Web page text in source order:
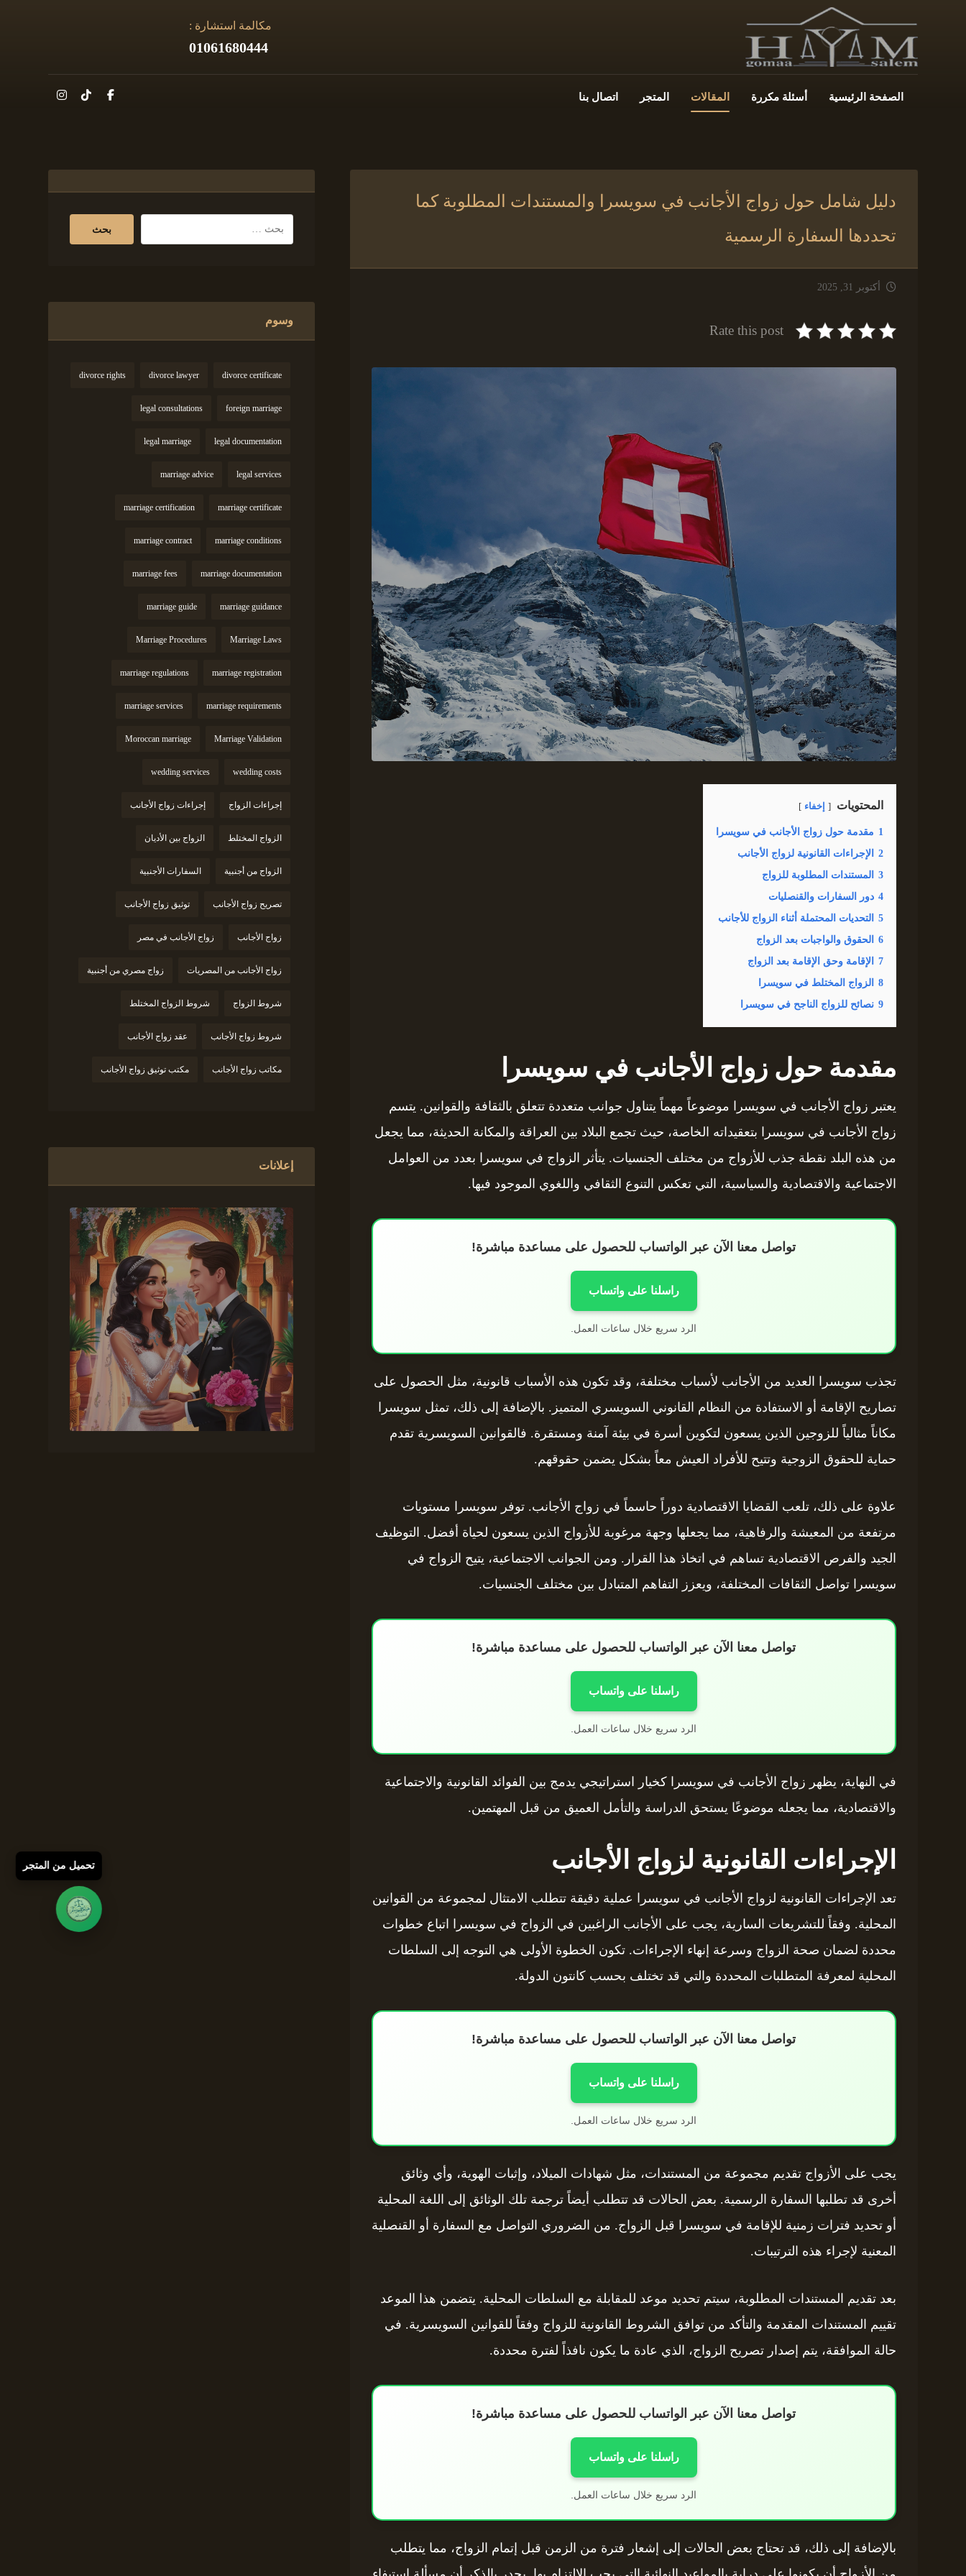
مكالمة استشارة :
01061680444
الصفحة الرئيسية أسئلة مكررة المقالات المتجر اتصال بنا
دليل شامل حول زواج الأجانب في سويسرا والمستندات المطلوبة كما
تحددها السفارة الرسمية
أكتوبر 31, 2025
Rate this post
المحتويات إخفاء
1 مقدمة حول زواج الأجانب في سويسرا
2
الإجراءات القانونية لزواج الأجانب
3
المستندات المطلوبة للزواج
4 دور السفارات والقنصليات
5
التحديات المحتملة أثناء الزواج للأجانب
6
الحقوق والواجبات بعد الزواج
7
الإقامة وحق الإقامة بعد الزواج
8
الزواج المختلط في سويسرا
9 نصائح للزواج الناجح في سويسرا
مقدمة حول زواج الأجانب في سويسرا
يعتبر زواج الأجانب في سويسرا موضوعاً مهماً يتناول جوانب متعددة تتعلق بالثقافة والقوانين. يتسم
زواج الأجانب في سويسرا بتعقيداته الخاصة، حيث تجمع البلاد بين العراقة والمكانة الحديثة، مما يجعل
من هذه البلد نقطة جذب للأزواج من مختلف الجنسيات. يتأثر الزواج في سويسرا بعدد من العوامل
الاجتماعية والاقتصادية والسياسية، التي تعكس التنوع الثقافي واللغوي الموجود فيها.
تواصل معنا الآن عبر الواتساب للحصول على مساعدة مباشرة!
راسلنا على واتساب
الرد سريع خلال ساعات العمل.
تجذب سويسرا العديد من الأجانب لأسباب مختلفة، وقد تكون هذه الأسباب قانونية، مثل الحصول على
تصاريح الإقامة أو الاستفادة من النظام القانوني السويسري المتميز. بالإضافة إلى ذلك، تمثل سويسرا
مكاناً مثالياً للزوجين الذين يسعون لتكوين أسرة في بيئة آمنة ومستقرة. فالقوانين السويسرية تقدم
حماية للحقوق الزوجية وتتيح للأفراد العيش معاً بشكل يضمن حقوقهم.
علاوة على ذلك، تلعب القضايا الاقتصادية دوراً حاسماً في زواج الأجانب. توفر سويسرا مستويات
مرتفعة من المعيشة والرفاهية، مما يجعلها وجهة مرغوبة للأزواج الذين يسعون لحياة أفضل. التوظيف
الجيد والفرص الاقتصادية تساهم في اتخاذ هذا القرار. ومن الجوانب الاجتماعية، يتيح الزواج في
سويسرا تواصل الثقافات المختلفة، ويعزز التفاهم المتبادل بين مختلف الجنسيات.
تواصل معنا الآن عبر الواتساب للحصول على مساعدة مباشرة!
راسلنا على واتساب
الرد سريع خلال ساعات العمل.
في النهاية، يظهر زواج الأجانب في سويسرا كخيار استراتيجي يدمج بين الفوائد القانونية والاجتماعية
والاقتصادية، مما يجعله موضوعًا يستحق الدراسة والتأمل العميق من قبل المهتمين.
الإجراءات القانونية لزواج الأجانب
تعد الإجراءات القانونية لزواج الأجانب في سويسرا عملية دقيقة تتطلب الامتثال لمجموعة من القوانين
المحلية. وفقاً للتشريعات السارية، يجب على الأجانب الراغبين في الزواج في سويسرا اتباع خطوات
محددة لضمان صحة الزواج وسرعة إنهاء الإجراءات. تكون الخطوة الأولى هي التوجه إلى السلطات
المحلية لمعرفة المتطلبات المحددة والتي قد تختلف بحسب كانتون الدولة.
تواصل معنا الآن عبر الواتساب للحصول على مساعدة مباشرة!
راسلنا على واتساب
الرد سريع خلال ساعات العمل.
يجب على الأزواج تقديم مجموعة من المستندات، مثل شهادات الميلاد، وإثبات الهوية، وأي وثائق
أخرى قد تطلبها السفارة الرسمية. بعض الحالات قد تتطلب أيضاً ترجمة تلك الوثائق إلى اللغة المحلية
أو تحديد فترات زمنية للإقامة في سويسرا قبل الزواج. من الضروري التواصل مع السفارة أو القنصلية
المعنية لإجراء هذه الترتيبات.
بعد تقديم المستندات المطلوبة، سيتم تحديد موعد للمقابلة مع السلطات المحلية. يتضمن هذا الموعد
تقييم المستندات المقدمة والتأكد من توافق الشروط القانونية للزواج وفقاً للقوانين السويسرية. في
حالة الموافقة، يتم إصدار تصريح الزواج، الذي عادة ما يكون نافذاً لفترة محددة.
تواصل معنا الآن عبر الواتساب للحصول على مساعدة مباشرة!
راسلنا على واتساب
الرد سريع خلال ساعات العمل.
بالإضافة إلى ذلك، قد تحتاج بعض الحالات إلى إشعار فترة من الزمن قبل إتمام الزواج، مما يتطلب
وسوم
divorce certificate
divorce lawyer
divorce rights
foreign marriage
legal consultations
legal documentation
legal marriage
legal services
marriage advice
marriage certificate
marriage certification
marriage conditions
marriage contract
marriage documentation
marriage fees
marriage guidance
marriage guide
Marriage Laws
Marriage Procedures
marriage registration
marriage regulations
marriage requirements
marriage services
Marriage Validation
Moroccan marriage
wedding costs
wedding services
إجراءات الزواج إجراءات زواج الأجانب
الزواج المختلط الزواج بين الأديان
الزواج من أجنبية السفارات الأجنبية
تصريح زواج الأجانب توثيق زواج الأجانب
زواج الأجانب زواج الأجانب في مصر
زواج الأجانب من المصريات زواج مصري من أجنبية
شروط الزواج شروط الزواج المختلط
شروط زواج الأجانب عقد زواج الأجانب
مكاتب زواج الأجانب مكتب توثيق زواج الأجانب
إعلانات
تحميل من المتجر